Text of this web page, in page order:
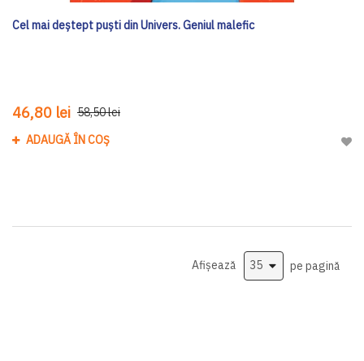
Cel mai deștept puști din Univers. Geniul malefic
46,80 lei 58,50 lei
ADAUGĂ ÎN COȘ
Afișează pe pagină